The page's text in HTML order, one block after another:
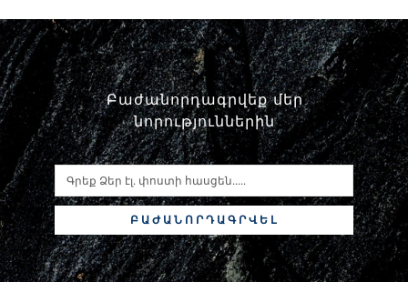
Բաժանորդագրվեք մեր
նորություններին
ԲԱԺԱՆՈՐԴԱԳՐՎԵԼ